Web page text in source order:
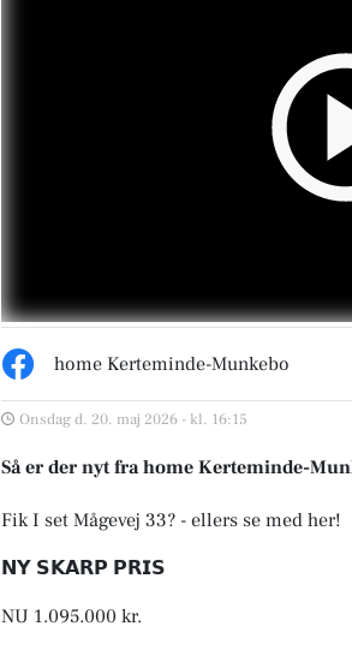
home Kerteminde-Munkebo
Onsdag d. 20. maj 2026 - kl. 16:15
Så er der nyt fra home Kerteminde-
Fik I set Mågevej 33? - ellers se med her!
𝗡𝗬 𝗦𝗞𝗔𝗥𝗣 𝗣𝗥𝗜𝗦
NU 1.095.000 kr.